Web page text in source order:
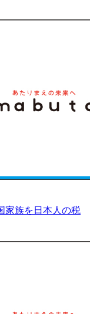
家族を日本人の税